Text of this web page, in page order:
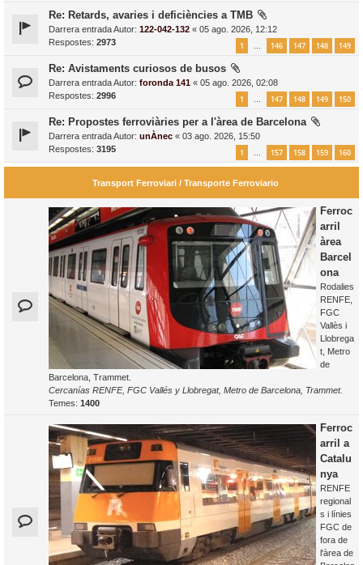
Re: Retards, avaries i deficiències a TMB
Darrera entrada Autor: 122-042-132 « 05 ago. 2026, 12:12
Respostes: 2973 1 … 146 147 148 149
Re: Avistaments curiosos de busos
Darrera entrada Autor: foronda 141 « 05 ago. 2026, 02:08
Respostes: 2996 1 … 147 148 149 150
Re: Propostes ferroviàries per a l'àrea de Barcelona
Darrera entrada Autor: unÀnec « 03 ago. 2026, 15:50
Respostes: 3195 1 … 157 158 159 160
Transport Ferroviari / Transporte Ferroviario
Ferroc
arril
àrea
Barcel
ona
Rodalies
RENFE,
FGC
Vallès i
Llobrega
t, Metro
de
Barcelona, Trammet.
Cercanías RENFE, FGC Vallés y Llobregat, Metro de Barcelona, Trammet.
Temes: 1400
Ferroc
arril a
Catalu
nya
RENFE
regional
s i línies
FGC de
fora de
l'àrea de